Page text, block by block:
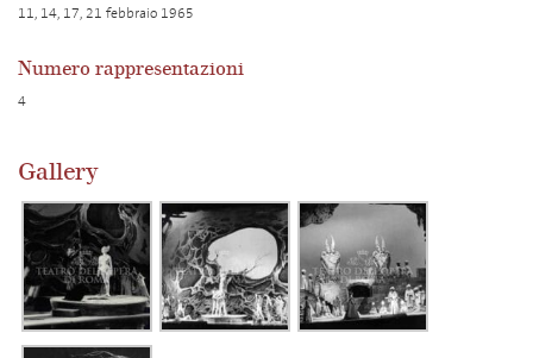
11, 14, 17, 21 febbraio 1965
Numero rappresentazioni
4
Gallery